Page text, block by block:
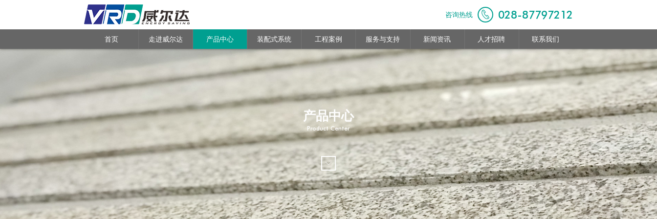
咨询热线 028-87797212
首页 走进威尔达 产品中心 装配式系统 工程案例 服务与支持 新闻资讯 人才招聘 联系我们
产品中心
Product Center